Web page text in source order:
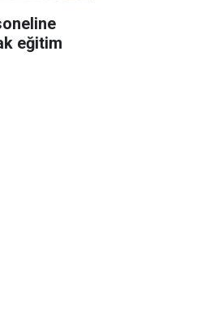
eğitim